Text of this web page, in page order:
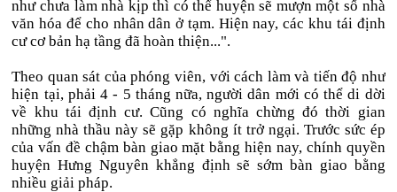
như chưa làm nhà kịp thì có thể huyện sẽ mượn một số nhà
văn hóa để cho nhân dân ở tạm. Hiện nay, các khu tái định
cư cơ bản hạ tầng đã hoàn thiện...".
Theo quan sát của phóng viên, với cách làm và tiến độ như
hiện tại, phải 4 - 5 tháng nữa, người dân mới có thể di dời
về khu tái định cư. Cũng có nghĩa chừng đó thời gian
những nhà thầu này sẽ gặp không ít trở ngại. Trước sức ép
của vấn đề chậm bàn giao mặt bằng hiện nay, chính quyền
huyện Hưng Nguyên khẳng định sẽ sớm bàn giao bằng
nhiều giải pháp.